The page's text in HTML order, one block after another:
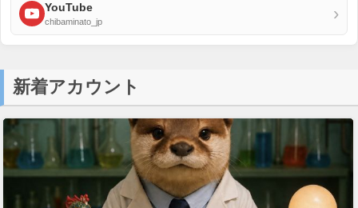
YouTube
chibaminato_jp ›
新着アカウント